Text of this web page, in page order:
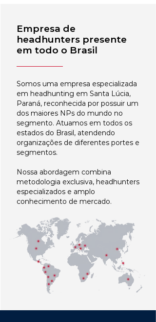
Empresa de
headhunters presente
em todo o Brasil
Somos uma empresa especializada
em headhunting em Santa Lúcia,
Paraná, reconhecida por possuir um
dos maiores NPs do mundo no
segmento. Atuamos em todos os
estados do Brasil, atendendo
organizações de diferentes portes e
segmentos.
Nossa abordagem combina
metodologia exclusiva, headhunters
especializados e amplo
conhecimento de mercado.